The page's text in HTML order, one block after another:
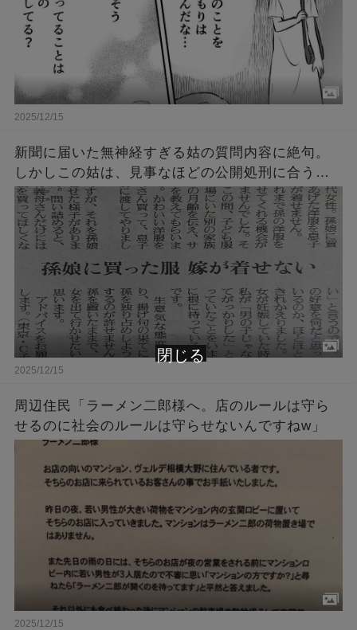
2025/12/15
新聞に届いた無神経すぎる姑の質問内容に絶句。
しかしこの姑は、見事なほどの公開処刑に合うこ
とに・・・
2025/12/15
周辺住民「ラーメン二郎様へ。店のルールは守ら
せるのに社会のルールは守らせないんですねw」
2025/12/15
閉じる